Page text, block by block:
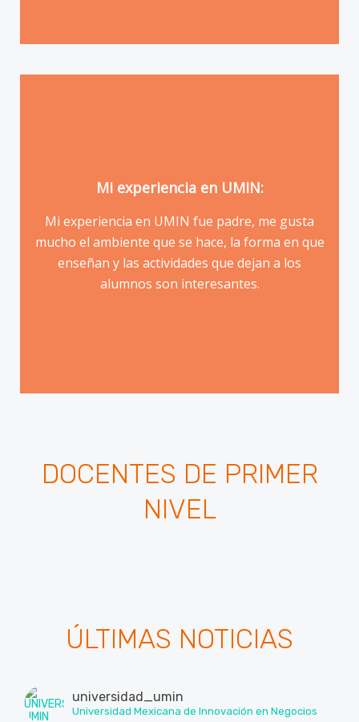
Elizabeth García Lomelí
17 Años | 6to Semestre
Mi experiencia en UMIN:
Mi experiencia en UMIN fue padre, me gusta
mucho el ambiente que se hace, la forma en que
enseñan y las actividades que dejan a los
alumnos son interesantes.
DOCENTES DE PRIMER
NIVEL
ÚLTIMAS NOTICIAS
universidad_umin
Universidad Mexicana de Innovación en Negocios